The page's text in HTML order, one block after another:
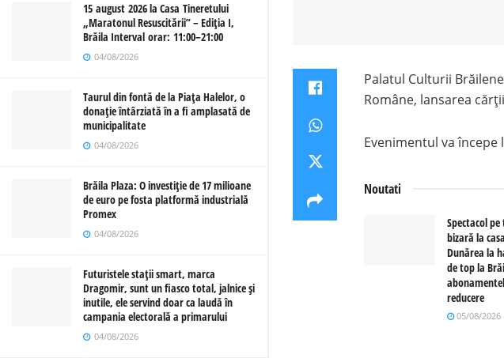
15 august 2026 la Casa Tineretului
„Maratonul Resuscitării” – Ediția I,
Brăila Interval orar: 11:00–21:00
04/08/2026
Taurul din fontă de la Piața Halelor, o
donație întârziată în a fi amplasată de
municipalitate
04/08/2026
Brăila Plaza: O investiție de 17 milioane
de euro pe fosta platformă industrială
Promex
04/08/2026
Futuristele stații smart, marca
Dragomir, sunt un fiasco total, jalnice și
inutile, ele servind doar ca laudă în
campania electorală a primarului
04/08/2026
Palatul Culturii
Române, lansarea cărții
Evenimentul va
Noutati
Spectacol
bizară la
Dunărea la
de top la
reducere
05/08/2026